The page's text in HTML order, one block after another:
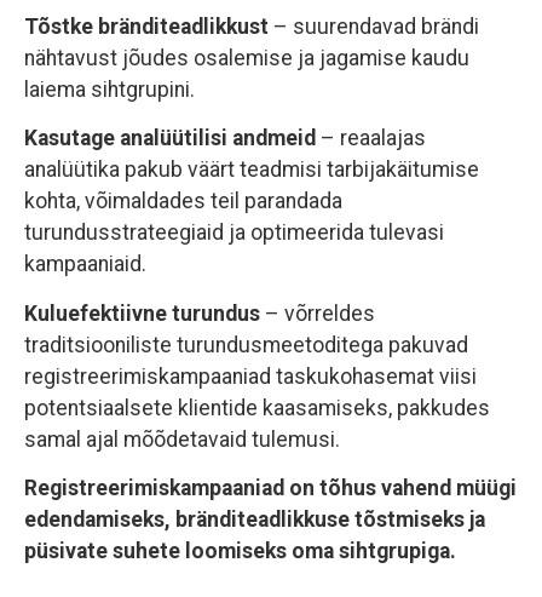
Tõstke bränditeadlikkust – suurendavad brändi
nähtavust jõudes osalemise ja jagamise kaudu
laiema sihtgrupini.
Kasutage analüütilisi andmeid – reaalajas
analüütika pakub väärt teadmisi tarbijakäitumise
kohta, võimaldades teil parandada
turundusstrateegiaid ja optimeerida tulevasi
kampaaniaid.
Kuluefektiivne turundus – võrreldes
traditsiooniliste turundusmeetoditega pakuvad
registreerimiskampaaniad taskukohasemat viisi
potentsiaalsete klientide kaasamiseks, pakkudes
samal ajal mõõdetavaid tulemusi.
Registreerimiskampaaniad on tõhus vahend müügi
edendamiseks, bränditeadlikkuse tõstmiseks ja
püsivate suhete loomiseks oma sihtgrupiga.